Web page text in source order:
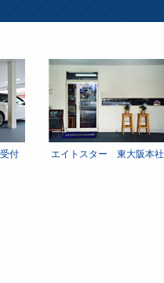
付 エイトスター 東大阪本社